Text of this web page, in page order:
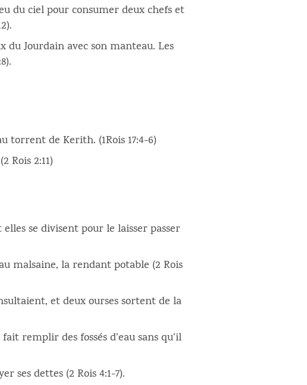
du ciel pour consumer deux chefs et
du Jourdain avec son manteau. Les
torrent de Kerith. (1Rois 17:4-6)
Rois 2:11)
se divisent pour le laisser passer
malsaine, la rendant potable (2 Rois
et deux ourses sortent de la
remplir des fossés d’eau sans qu’il
ses dettes (2 Rois 4:1-7).